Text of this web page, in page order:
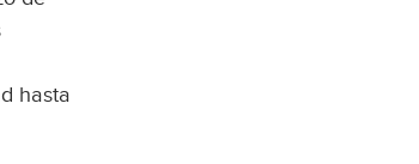
hasta